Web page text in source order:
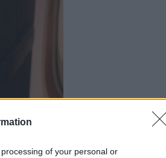
of your personal or